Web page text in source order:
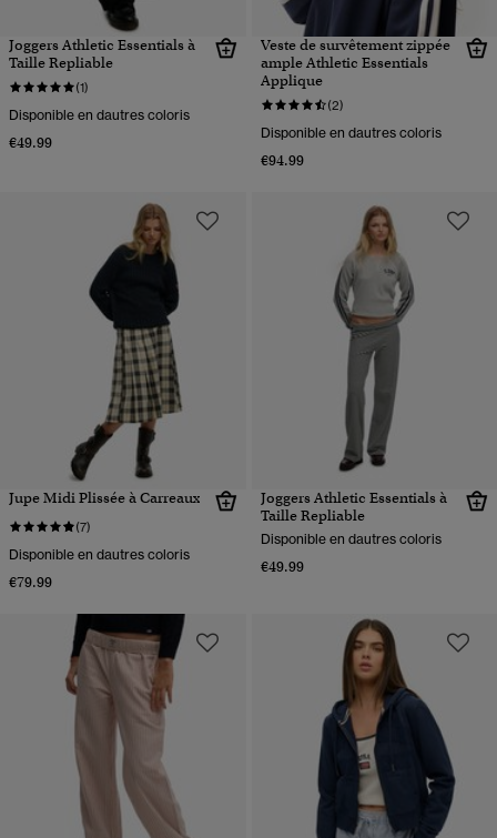
Joggers Athletic Essentials à
Taille Repliable
(1)
Disponible en dautres coloris
€49.99
Veste de survêtement zippée
ample Athletic Essentials
Applique
(2)
Disponible en dautres coloris
€94.99
Jupe Midi Plissée à Carreaux
(7)
Disponible en dautres coloris
€79.99
Joggers Athletic Essentials à
Taille Repliable
Disponible en dautres coloris
€49.99